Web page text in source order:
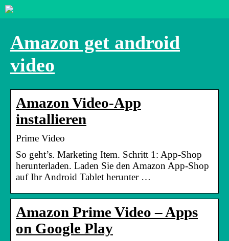
Amazon get android
video
Amazon Video-App
installieren
Prime Video
So geht’s. Marketing Item. Schritt 1: App-Shop
herunterladen. Laden Sie den Amazon App-Shop
auf Ihr Android Tablet herunter …
Amazon Prime Video – Apps
on Google Play